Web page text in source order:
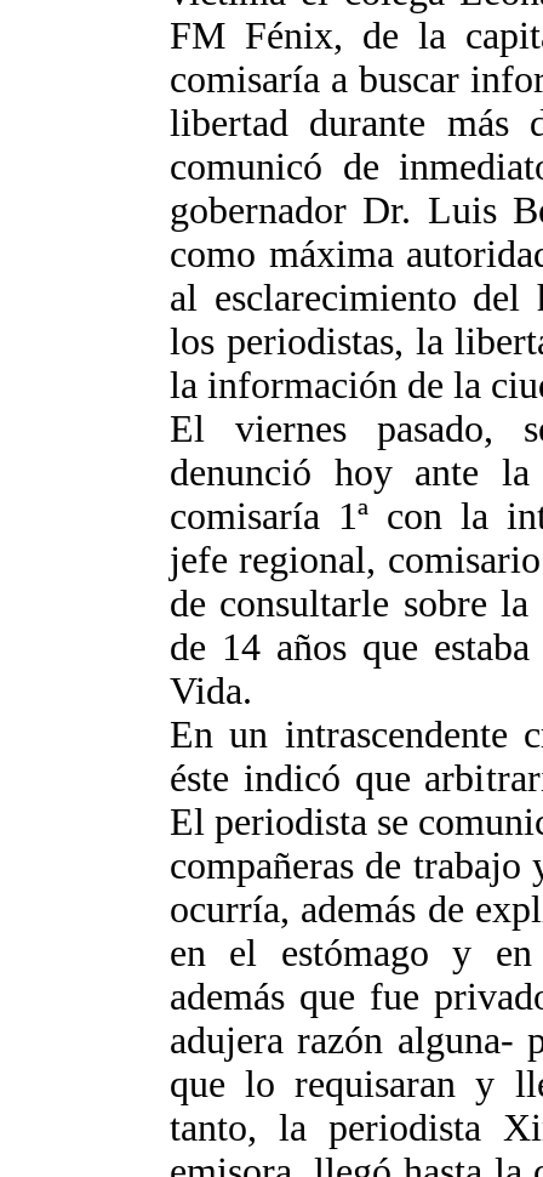
FM Fénix, de la
comisaría a buscar
libertad durante más
comunicó de
gobernador Dr. Luis
como máxima
al esclarecimiento del
los periodistas, la
la información de la
El viernes pasado,
denunció hoy ante
comisaría 1ª con la
jefe regional,
de consultarle sobre
de 14 años que
Vida.
En un intrascendente
éste indicó que
El periodista se
compañeras de
ocurría, además de
en el estómago y
además que fue
adujera razón alguna-
que lo requisaran y
tanto, la periodista